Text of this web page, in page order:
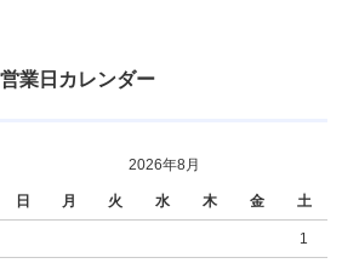
営業日カレンダー
2026年8月
日 月 火 水 木 金 土
1